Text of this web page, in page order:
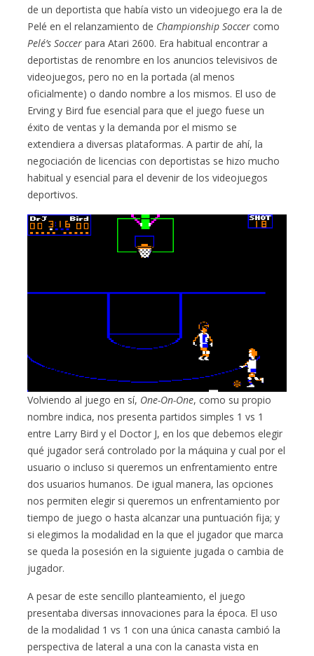
de un deportista que había visto un videojuego era la de
Pelé en el relanzamiento de Championship Soccer como
Pelé’s Soccer para Atari 2600. Era habitual encontrar a
deportistas de renombre en los anuncios televisivos de
videojuegos, pero no en la portada (al menos
oficialmente) o dando nombre a los mismos. El uso de
Erving y Bird fue esencial para que el juego fuese un
éxito de ventas y la demanda por el mismo se
extendiera a diversas plataformas. A partir de ahí, la
negociación de licencias con deportistas se hizo mucho
habitual y esencial para el devenir de los videojuegos
deportivos.
Volviendo al juego en sí, One-On-One, como su propio
nombre indica, nos presenta partidos simples 1 vs 1
entre Larry Bird y el Doctor J, en los que debemos elegir
qué jugador será controlado por la máquina y cual por el
usuario o incluso si queremos un enfrentamiento entre
dos usuarios humanos. De igual manera, las opciones
nos permiten elegir si queremos un enfrentamiento por
tiempo de juego o hasta alcanzar una puntuación fija; y
si elegimos la modalidad en la que el jugador que marca
se queda la posesión en la siguiente jugada o cambia de
jugador.
A pesar de este sencillo planteamiento, el juego
presentaba diversas innovaciones para la época. El uso
de la modalidad 1 vs 1 con una única canasta cambió la
perspectiva de lateral a una con la canasta vista en